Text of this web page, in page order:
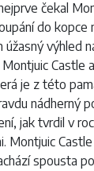
čekal
do kopce
výhled
Castle
je z této
nádherný
jak tvrdil v
Montjuic
spousta